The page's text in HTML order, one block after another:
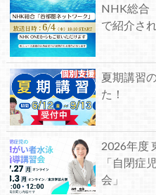
NHK総合
で紹介さ
夏期講習
た！
2026年度
「自閉症
会」